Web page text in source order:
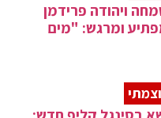
ויהודה פרידמן
ומרגש: "מים